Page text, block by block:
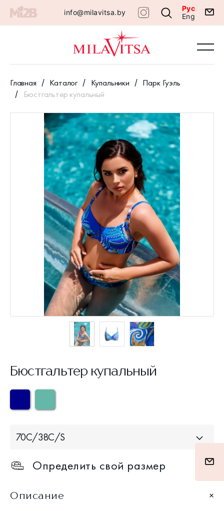
info@milavitsa.by
Рус
Eng
Главная Каталог Купальники
Парк Гуэль
Бюстгальтер купальный
Бюстгальтер купальный
70С/38С/S
Определить свой размер
Описание